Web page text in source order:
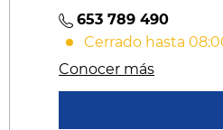
653 789 490
Cerrado hasta
Conocer más